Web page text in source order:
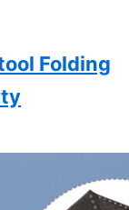
Folding